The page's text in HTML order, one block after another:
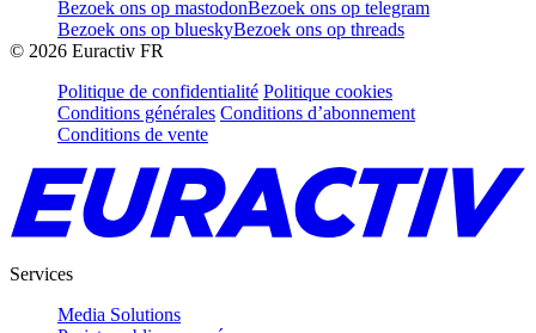
Bezoek ons op mastodonBezoek ons op telegram
Bezoek ons op blueskyBezoek ons op threads
© 2026 Euractiv FR
Politique de confidentialité Politique cookies
Conditions générales Conditions d’abonnement
Conditions de vente
Services
Media Solutions